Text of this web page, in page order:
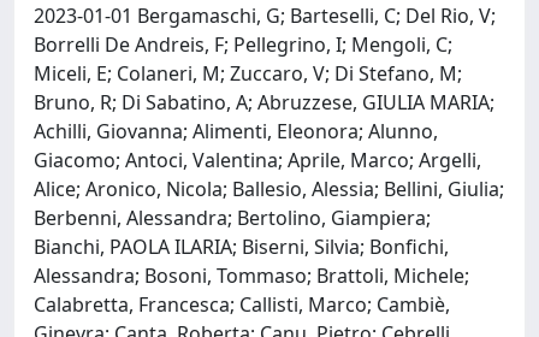
2023-01-01 Bergamaschi, G; Barteselli, C; Del Rio, V;
Borrelli De Andreis, F; Pellegrino, I; Mengoli, C;
Miceli, E; Colaneri, M; Zuccaro, V; Di Stefano, M;
Bruno, R; Di Sabatino, A; Abruzzese, GIULIA MARIA;
Achilli, Giovanna; Alimenti, Eleonora; Alunno,
Giacomo; Antoci, Valentina; Aprile, Marco; Argelli,
Alice; Aronico, Nicola; Ballesio, Alessia; Bellini, Giulia;
Berbenni, Alessandra; Bertolino, Giampiera;
Bianchi, PAOLA ILARIA; Biserni, Silvia; Bonfichi,
Alessandra; Bosoni, Tommaso; Brattoli, Michele;
Calabretta, Francesca; Callisti, Marco; Cambiè,